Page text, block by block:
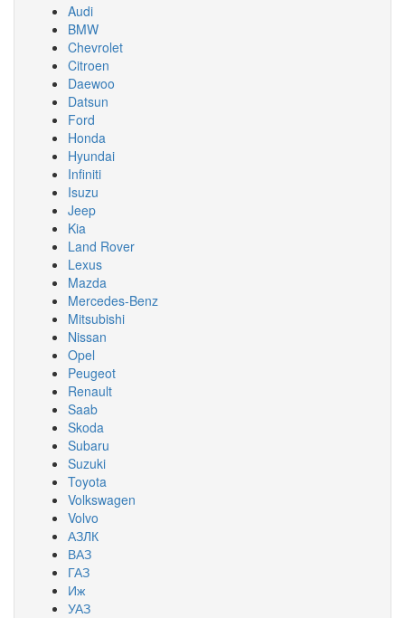
Audi
BMW
Chevrolet
Citroen
Daewoo
Datsun
Ford
Honda
Hyundai
Infiniti
Isuzu
Jeep
Kia
Land Rover
Lexus
Mazda
Mercedes-Benz
Mitsubishi
Nissan
Opel
Peugeot
Renault
Saab
Skoda
Subaru
Suzuki
Toyota
Volkswagen
Volvo
АЗЛК
ВАЗ
ГАЗ
Иж
УАЗ